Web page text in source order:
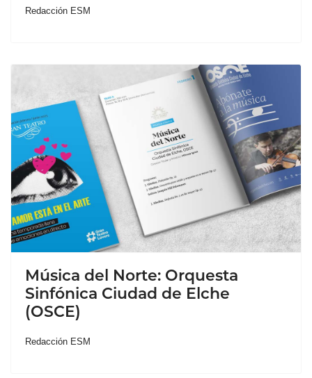
Redacción ESM
Música del Norte: Orquesta
Sinfónica Ciudad de Elche
(OSCE)
Redacción ESM